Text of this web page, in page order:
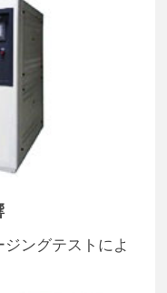
ングテストによ